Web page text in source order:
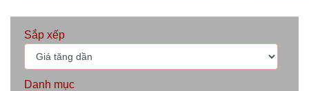
Sắp xếp
Danh mục